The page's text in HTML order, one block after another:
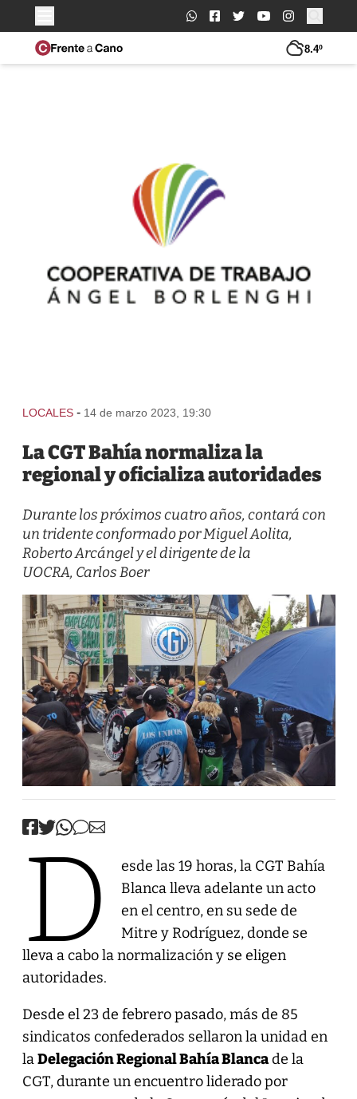
Buscar:
8.4º
LOCALES - 14 de marzo 2023, 19:30
La CGT Bahía normaliza la
regional y oficializa autoridades
Durante los próximos cuatro años, contará con
un tridente conformado por Miguel Aolita,
Roberto Arcángel y el dirigente de la
UOCRA, Carlos Boer
D
esde las 19 horas, la CGT Bahía
Blanca lleva adelante un acto
en el centro, en su sede de
Mitre y Rodríguez, donde se
lleva a cabo la normalización y se eligen
autoridades.
Desde el 23 de febrero pasado, más de 85
sindicatos confederados sellaron la unidad en
laDelegación Regional Bahía Blancade la
CGT, durante un encuentro liderado por